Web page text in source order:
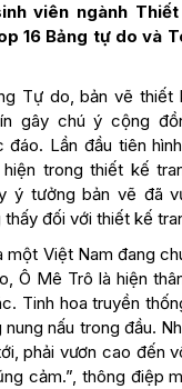
viên ngành
16 Bảng tự do và
Tự do, bản vẽ thiết
gây chú ý cộng
Lần đầu tiên
trong thiết kế
ý tưởng bản vẽ đã
đối với thiết kế
một Việt Nam đang
Ô Mê Trô là hiện
Tinh hoa truyền
nấu trong đầu.
phải vươn cao đến
cảm.”, thông điệp